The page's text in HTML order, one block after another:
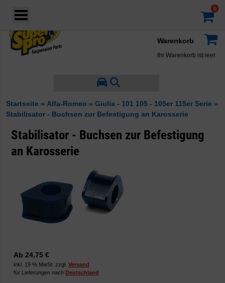
Warenkorb
Ihr Warenkorb ist leer.
Startseite » Alfa-Romeo » Giulia - 101 105 - 105er 115er Serie »
Stabilisator - Buchsen zur Befestigung an Karosserie
Stabilisator - Buchsen zur Befestigung
an Karosserie
Ab 24,75 €
inkl. 19 % MwSt. zzgl. Versand
für Lieferungen nach Deutschland